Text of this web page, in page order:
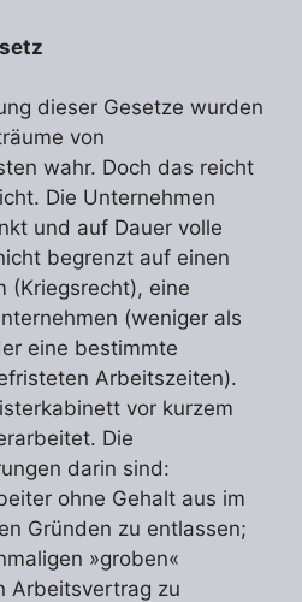
dieser Gesetze wurden
von
wahr. Doch das reicht
Die Unternehmen
und auf Dauer volle
begrenzt auf einen
(Kriegsrecht), eine
(weniger als
eine bestimmte
Arbeitszeiten).
vor kurzem
Die
darin sind:
ohne Gehalt aus im
Gründen zu entlassen;
»groben«
Arbeitsvertrag zu